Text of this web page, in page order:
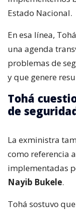
Estado Nacional.
En esa línea,
una agenda
problemas de
y que genere
Tohá
de
La exministra
como referencia
implementadas
Nayib Bukele.
Tohá sostuvo